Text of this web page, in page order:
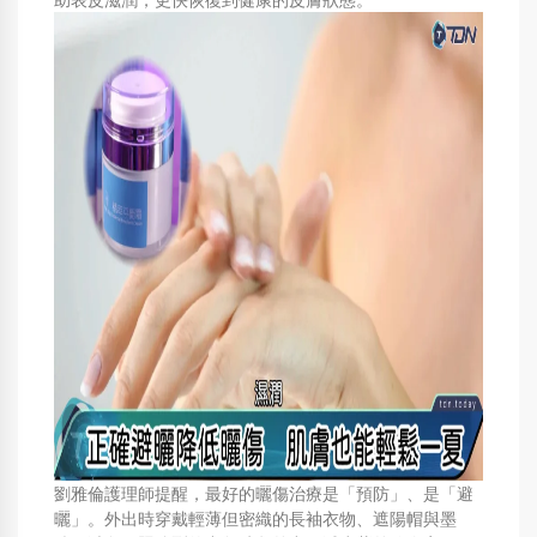
劉雅倫護理師提醒，最好的曬傷治療是「預防」、是「避
曬」。外出時穿戴輕薄但密織的長袖衣物、遮陽帽與墨